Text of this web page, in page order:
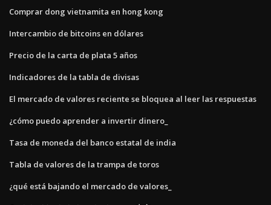
Comprar dong vietnamita en hong kong
Intercambio de bitcoins en dólares
Precio de la carta de plata 5 años
Indicadores de la tabla de divisas
El mercado de valores reciente se bloquea al leer las respuestas
¿cómo puedo aprender a invertir dinero_
Tasa de moneda del banco estatal de india
Tabla de valores de la trampa de toros
¿qué está bajando el mercado de valores_